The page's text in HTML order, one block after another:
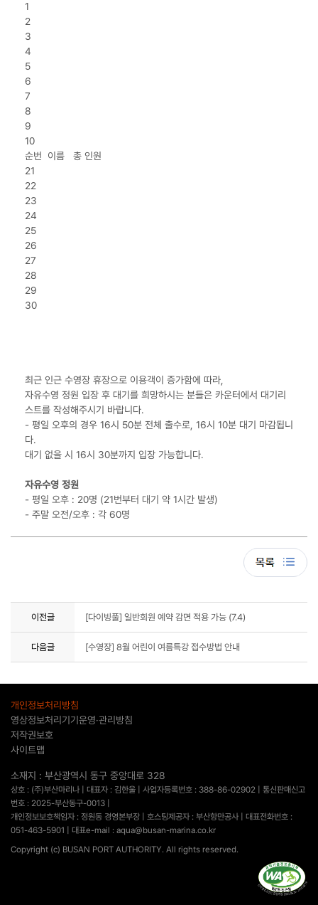
1
2
3
4
5
6
7
8
9
10
순번 이름 총 인원
21
22
23
24
25
26
27
28
29
30
최근 인근 수영장 휴장으로 이용객이 증가함에 따라,
자유수영 정원 입장 후 대기를 희망하시는 분들은 카운터에서 대기리
스트를 작성해주시기 바랍니다.
- 평일 오후의 경우 16시 50분 전체 출수로, 16시 10분 대기 마감됩니
다.
대기 없을 시 16시 30분까지 입장 가능합니다.
자유수영 정원
- 평일 오후 : 20명 (21번부터 대기 약 1시간 발생)
- 주말 오전/오후 : 각 60명
이전글 [다이빙풀] 일반회원 예약 감면 적용 가능 (7.4)
다음글 [수영장] 8월 어린이 여름특강 접수방법 안내
개인정보처리방침
영상정보처리기기운영·관리방침
저작권보호
사이트맵
소재지 : 부산광역시 동구 중앙대로 328
상호 : (주)부산마리나 | 대표자 : 김한울 | 사업자등록번호 : 388-86-02902 | 통신판매신고
번호 : 2025-부산동구-0013 |
개인정보보호책임자 : 정원동 경영본부장 | 호스팅제공자 : 부산항만공사 | 대표전화번호 :
051-463-5901 | 대표e-mail : aqua@busan-marina.co.kr
Copyright (c) BUSAN PORT AUTHORITY. All rights reserved.